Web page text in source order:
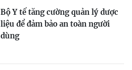
Bộ Y tế tăng cường quản lý dược
liệu để đảm bảo an toàn người
dùng